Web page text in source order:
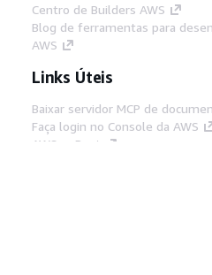
Centro de Builders AWS
Blog de ferramentas para
AWS
Links Úteis
Baixar servidor MCP de
Faça login no Console da AWS
AWS re:Post